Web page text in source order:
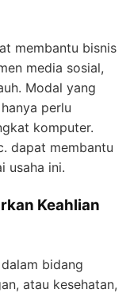
membantu bisnis
media sosial,
Modal yang
perlu
komputer.
dapat membantu
usaha ini.
Keahlian
bidang
atau kesehatan,